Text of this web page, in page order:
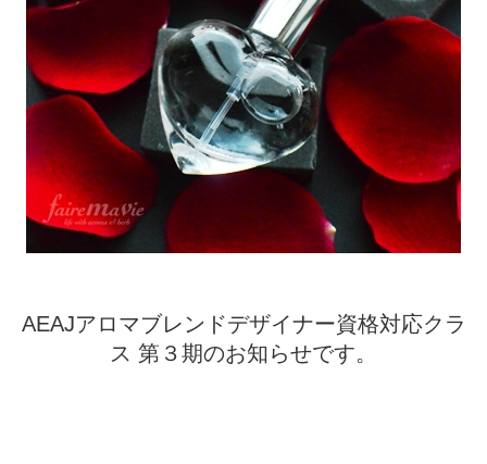
AEAJアロマブレンドデザイナー資格対応クラ
ス 第３期のお知らせです。